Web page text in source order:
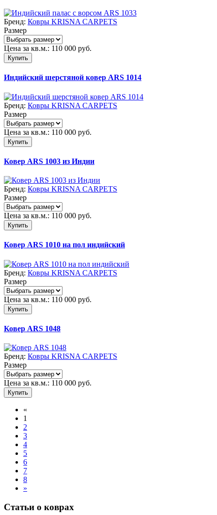
Бренд: Ковры KRISNA CARPETS
Размер
Цена за кв.м.: 110 000 руб.
Купить
Индийский шерстяной ковер ARS 1014
Бренд: Ковры KRISNA CARPETS
Размер
Цена за кв.м.: 110 000 руб.
Купить
Ковер ARS 1003 из Индии
Бренд: Ковры KRISNA CARPETS
Размер
Цена за кв.м.: 110 000 руб.
Купить
Ковер ARS 1010 на пол индийский
Бренд: Ковры KRISNA CARPETS
Размер
Цена за кв.м.: 110 000 руб.
Купить
Ковер ARS 1048
Бренд: Ковры KRISNA CARPETS
Размер
Цена за кв.м.: 110 000 руб.
Купить
«
1
2
3
4
5
6
7
8
»
Статьи о коврах